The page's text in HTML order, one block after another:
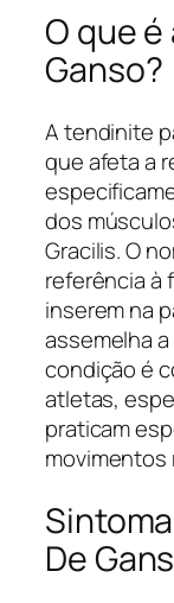
O que
Ganso?
A tendinite
que afeta a
dos
Gracilis. O
referência à
inserem na
assemelha
condição é
atletas,
praticam
De